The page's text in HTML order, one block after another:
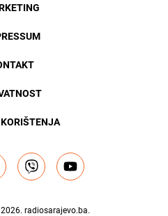
radiosarajevo.ba.